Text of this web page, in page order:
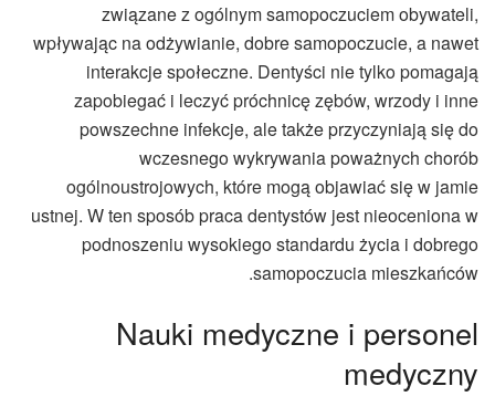
związane z ogólnym samopoczuciem obywateli,
wpływając na odżywianie, dobre samopoczucie, a nawet
interakcje społeczne. Dentyści nie tylko pomagają
zapobiegać i leczyć próchnicę zębów, wrzody i inne
powszechne infekcje, ale także przyczyniają się do
wczesnego wykrywania poważnych chorób
ogólnoustrojowych, które mogą objawiać się w jamie
ustnej. W ten sposób praca dentystów jest nieoceniona w
podnoszeniu wysokiego standardu życia i dobrego
samopoczucia mieszkańców.
Nauki medyczne i personel
medyczny